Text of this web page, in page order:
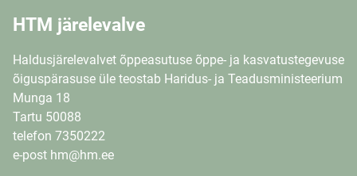
HTM järelevalve
Haldusjärelevalvet õppeasutuse õppe- ja kasvatustegevuse
õiguspärasuse üle teostab Haridus- ja Teadusministeerium
Munga 18
Tartu 50088
telefon 7350222
e-post hm@hm.ee